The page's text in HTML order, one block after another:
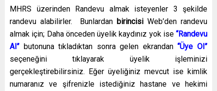
MHRS üzerinden Randevu almak isteyenler 3 şekilde
randevu alabilirler. Bunlardan birincisi Web’den randevu
almak için; Daha önceden üyelik kaydınız yok ise “Randevu
Al” butonuna tıkladıktan sonra gelen ekrandan“Üye Ol”
seçeneğini tıklayarak üyelik işleminizi
gerçekleştirebilirsiniz. Eğer üyeliğiniz mevcut ise kimlik
numaranız ve şifrenizle istediğiniz hastane ve hekimi